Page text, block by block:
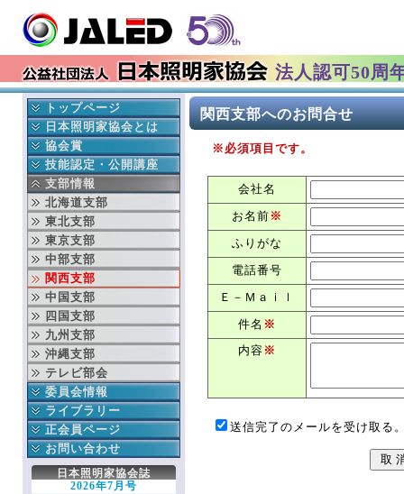
法人認可50周
トップページ
最新情報
イベント情報
更新履歴
会長挨拶
本部より
入会 変更 退会
就業事故見舞金制度
日本照明家協会とは
協会の成立ち
協会の事業
年間行事予定
役員紹介
組織図
賛助会員連名
ディスクロージャー
文化芸術基本法
劇場法
協会賞
日本照明家協会賞
舞台部門
テレビ部門
過去の協会賞受賞者
協会賞データベース検索
技能認定・公開講座
中央講座
地域講座
支部情報
北海道支部
東北支部
東京支部
中部支部
関西支部
中国支部
四国支部
九州支部
沖縄支部
テレビ部会
委員会情報
公益委員会
財務委員会
技能認定委員会
次世代育成委員会
安全委員会
ライブラリー
協会誌
協会出版物
関連書籍
JALED YouTube
正会員ページ
正会員へのお知らせ
協会への連絡
役立つ知識箱
お問い合わせ
協会へのお問い合わせ
日本照明家協会誌
2026年7月号
関西支部へのお問合せ
※必須項目です。
会社名
お名前※
ふりがな
電話番号
Ｅ－Ｍａｉｌ
件名 ※
内容※
送信完了のメールを受け取る